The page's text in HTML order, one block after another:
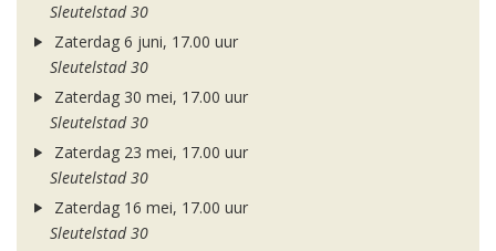
Sleutelstad 30
Zaterdag 6 juni, 17.00 uur
Sleutelstad 30
Zaterdag 30 mei, 17.00 uur
Sleutelstad 30
Zaterdag 23 mei, 17.00 uur
Sleutelstad 30
Zaterdag 16 mei, 17.00 uur
Sleutelstad 30